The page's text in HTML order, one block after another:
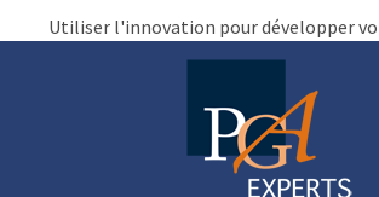
Utiliser l'innovation pour développer